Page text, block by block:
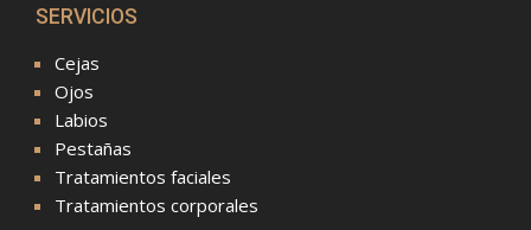
SERVICIOS
Cejas
Ojos
Labios
Pestañas
Tratamientos faciales
Tratamientos corporales